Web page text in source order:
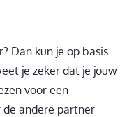
Dan kun je op basis
je zeker dat je jouw
voor een
andere partner